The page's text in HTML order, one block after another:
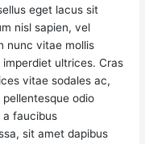
eget lacus sit
nisl sapien, vel
nunc vitae mollis
ultrices. Cras
vitae sodales ac,
odio
a faucibus
sit amet dapibus